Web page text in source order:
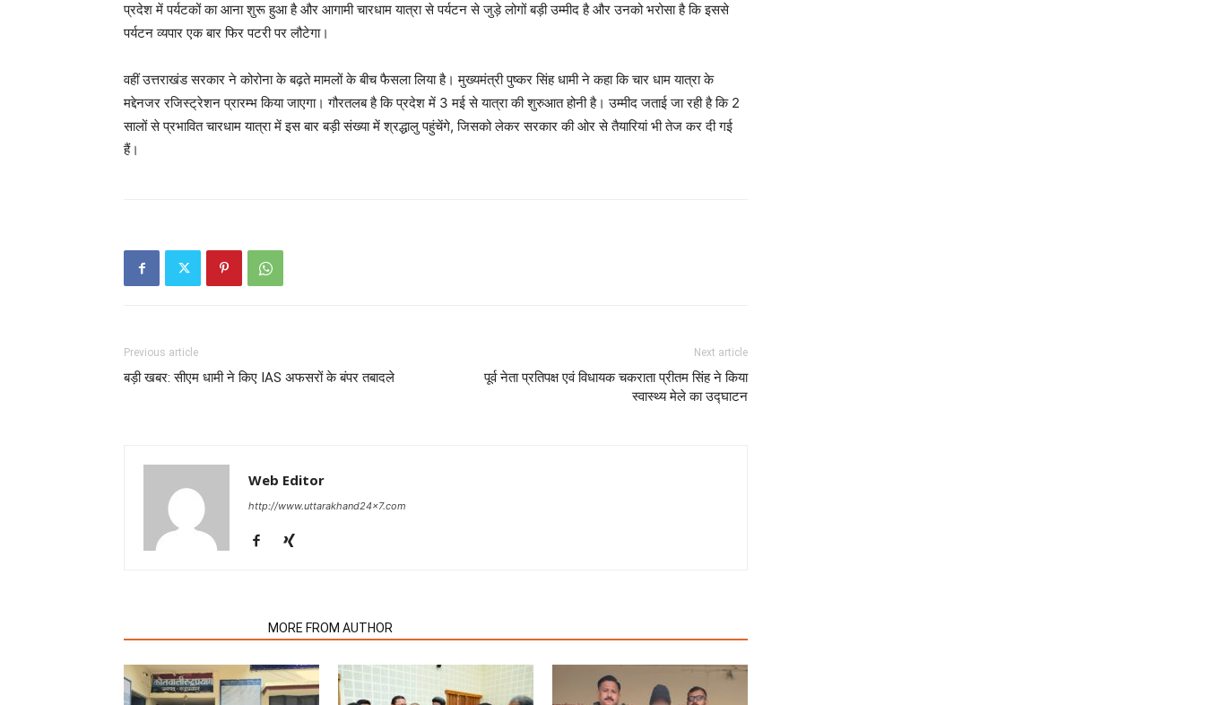
प्रदेश में पर्यटकों का आना शुरू हुआ है और आगामी चारधाम यात्रा से पर्यटन से जुड़े लोगों बड़ी उम्मीद है और उनको भरोसा है कि इससे
पर्यटन व्यपार एक बार फिर पटरी पर लौटेगा।
वहीं उत्तराखंड सरकार ने कोरोना के बढ़ते मामलों के बीच फैसला लिया है। मुख्यमंत्री पुष्कर सिंह धामी ने कहा कि चार धाम यात्रा के
मद्देनजर रजिस्ट्रेशन प्रारम्भ किया जाएगा। गौरतलब है कि प्रदेश में 3 मई से यात्रा की शुरुआत होनी है। उम्मीद जताई जा रही है कि 2
सालों से प्रभावित चारधाम यात्रा में इस बार बड़ी संख्या में श्रद्धालु पहुंचेंगे, जिसको लेकर सरकार की ओर से तैयारियां भी तेज कर दी गई
हैं।
Previous article
बड़ी खबर: सीएम धामी ने किए IAS अफसरों के बंपर तबादले
Next article
पूर्व नेता प्रतिपक्ष एवं विधायक चकराता प्रीतम सिंह ने किया
स्वास्थ्य मेले का उद्घाटन
Web Editor
http://www.uttarakhand24x7.com
MORE FROM AUTHOR